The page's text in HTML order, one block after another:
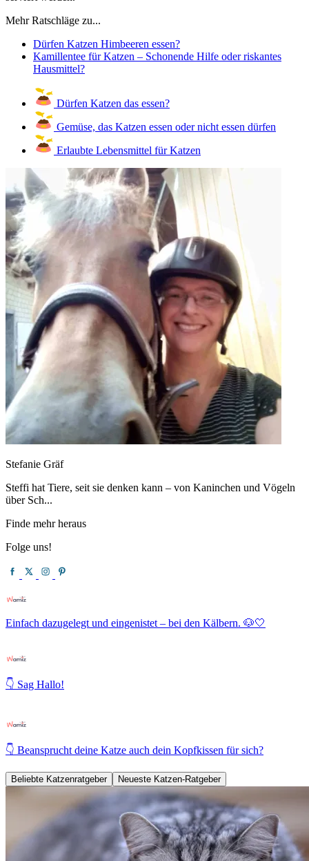
Mehr Ratschläge zu...
Dürfen Katzen Himbeeren essen?
Kamillentee für Katzen – Schonende Hilfe oder riskantes
Hausmittel?
Dürfen Katzen das essen?
Gemüse, das Katzen essen oder nicht essen dürfen
Erlaubte Lebensmittel für Katzen
Stefanie Gräf
Steffi hat Tiere, seit sie denken kann – von Kaninchen und Vögeln
über Sch...
Finde mehr heraus
Folge uns!
Einfach dazugelegt und eingenistet – bei den Kälbern. 🐶🤍
👇 Sag Hallo!
👇 Beansprucht deine Katze auch dein Kopfkissen für sich?
Beliebte Katzenratgeber Neueste Katzen-Ratgeber